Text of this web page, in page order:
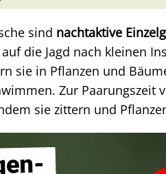
sind nachtaktive
die Jagd nach kleinen
sie in Pflanzen und
Zur Paarungszeit
sie zittern und